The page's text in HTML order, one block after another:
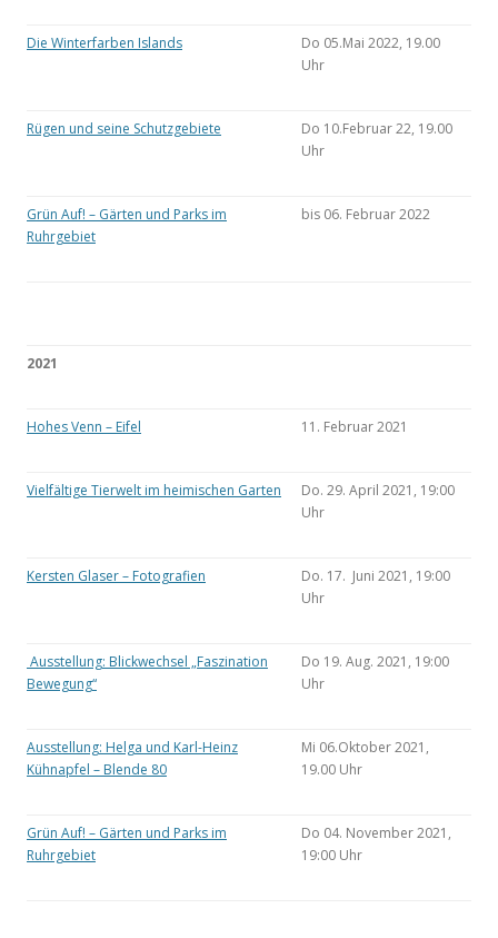
Die Winterfarben Islands
Do 05.Mai 2022, 19.00
Uhr
Rügen und seine Schutzgebiete
Do 10.Februar 22, 19.00
Uhr
Grün Auf! – Gärten und Parks im
Ruhrgebiet
bis 06. Februar 2022
2021
Hohes Venn – Eifel 11. Februar 2021
Vielfältige Tierwelt im heimischen Garten
Do. 29. April 2021, 19:00
Uhr
Kersten Glaser – Fotografien
Do. 17. Juni 2021, 19:00
Uhr
Ausstellung: Blickwechsel „Faszination
Bewegung“
Do 19. Aug. 2021, 19:00
Uhr
Ausstellung: Helga und Karl-Heinz
Kühnapfel – Blende 80
Mi 06.Oktober 2021,
19.00 Uhr
Grün Auf! – Gärten und Parks im
Ruhrgebiet
Do 04. November 2021,
19:00 Uhr